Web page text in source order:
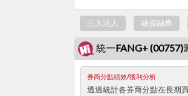
三大法人 融資融券
統一FANG+ (00757)
券商分點績效/獲利分析
透過統計各券商分點在長期